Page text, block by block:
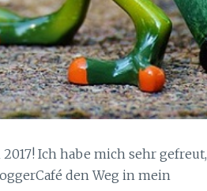
Ich habe mich sehr gefreut,
den Weg in mein